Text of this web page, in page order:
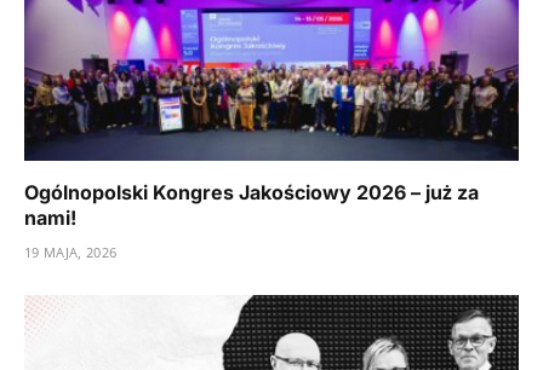
Ogólnopolski Kongres Jakościowy 2026 – już za
nami!
19 MAJA, 2026